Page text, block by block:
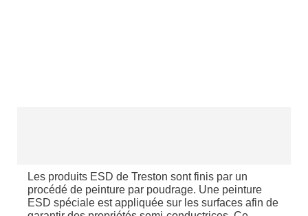
Les produits ESD de Treston sont finis par un
procédé de peinture par poudrage. Une peinture
ESD spéciale est appliquée sur les surfaces afin de